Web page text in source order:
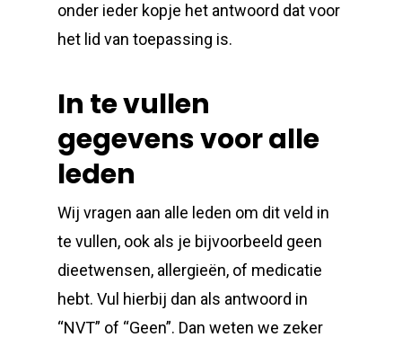
onder ieder kopje het antwoord dat voor
het lid van toepassing is.
In te vullen
gegevens voor alle
leden
Wij vragen aan alle leden om dit veld in
te vullen, ook als je bijvoorbeeld geen
dieetwensen, allergieën, of medicatie
hebt. Vul hierbij dan als antwoord in
“NVT” of “Geen”. Dan weten we zeker